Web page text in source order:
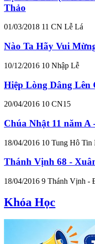
Thảo
01/03/2018 11 CN Lễ Lá
Nào Ta Hãy Vui
10/12/2016 10 Nhập Lễ
Hiệp Lòng Dâng Lên
20/04/2016 10 CN15
Chúa Nhật 11 năm A
18/04/2016 10 Tung Hô Tin
Thánh Vịnh 68 -
18/04/2016 9 Thánh Vịnh -
Khóa Học